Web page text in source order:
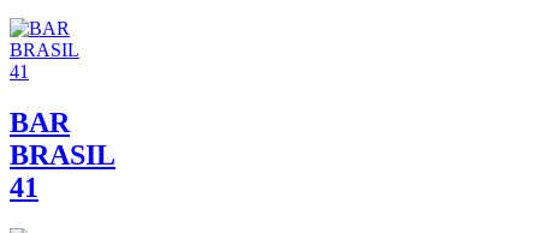
BAR
BRASIL
41